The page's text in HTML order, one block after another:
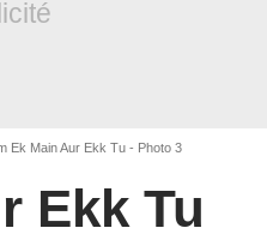
Ek Main Aur Ekk Tu - Photo 3
Ekk Tu